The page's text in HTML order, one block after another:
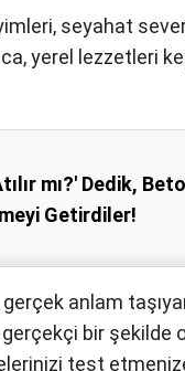
seyahat
yerel lezzetleri
mı?' Dedik,
anlam
bir şekilde